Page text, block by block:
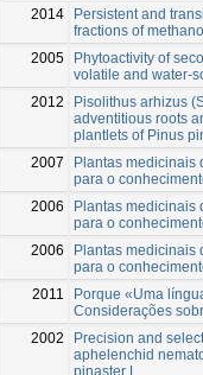
2014
Persistent and
fractions of
2005
Phytoactivity of
volatile and water-
2012
Pisolithus arhizus
adventitious roots
plantlets of Pinus
2007
Plantas medicinais
para o
2006
Plantas medicinais
para o
2006
Plantas medicinais
para o
2011
Porque «Uma
Considerações
2002
Precision and
aphelenchid
pinaster L.